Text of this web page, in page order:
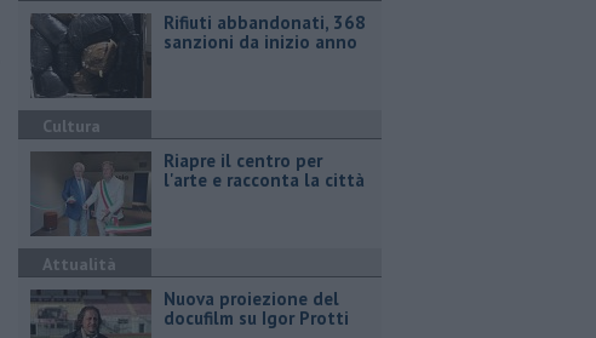
Rifiuti abbandonati, 368
sanzioni da inizio anno
Cultura
Riapre il centro per
l'arte e racconta la città
Attualità
Nuova proiezione del
docufilm su Igor Protti